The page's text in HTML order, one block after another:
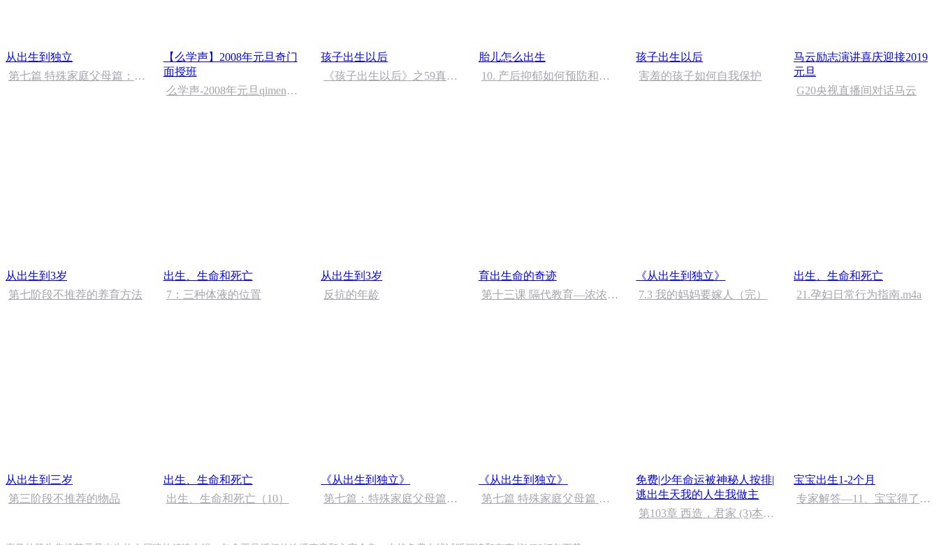
从出生到独立
第七篇 特殊家庭父母篇：
【么学声】2008年元旦奇门
面授班
么学声-2008年元旦qimen面
孩子出生以后
《孩子出生以后》之59真话
胎儿怎么出生
10. 产后抑郁如何预防和应
孩子出生以后
害羞的孩子如何自我保护
马云励志演讲喜庆迎接2019
元旦
G20央视直播间对话马云
从出生到3岁
第七阶段不推荐的养育方法
出生、生命和死亡
7：三种体液的位置
从出生到3岁
反抗的年龄
育出生命的奇迹
第十三课 隔代教育—浓浓的
《从出生到独立》
7.3 我的妈妈要嫁人（完）
出生、生命和死亡
21.孕妇日常行为指南.m4a
从出生到三岁
第三阶段不推荐的物品
出生、生命和死亡
出生、生命和死亡（10）
《从出生到独立》
第七篇：特殊家庭父母篇
《从出生到独立》
第七篇 特殊家庭父母篇 我
免费|少年命运被神秘人按排|
逃出生天我的人生我做主
第103章 西造，君家 (3)本集
宝宝出生1-2个月
专家解答—11、宝宝得了湿